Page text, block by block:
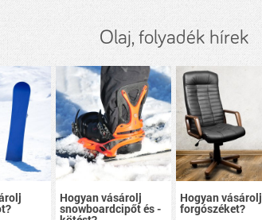
Olaj, folyadék hírek
Hogyan vásárolj
snowboardcipőt és -
Hogyan vásárolj
forgószéket?